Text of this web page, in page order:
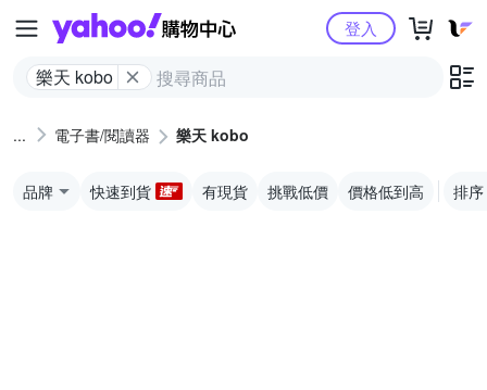
Yahoo購物中心
樂天 kobo
登入
電子書/閱讀器 樂天 kobo
品牌 快速到貨 有現貨 挑戰低價 價格低到高 排序